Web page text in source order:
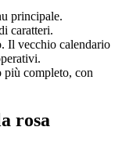
principale.
caratteri.
Il vecchio calendario
più completo, con
rosa